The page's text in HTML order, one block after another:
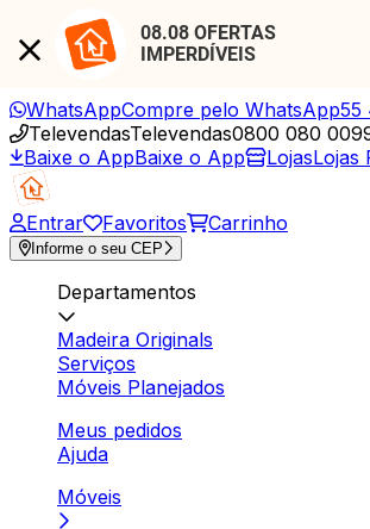
08.08 OFERTAS
IMPERDÍVEIS
WhatsAppCompre pelo WhatsApp55
TelevendasTelevendas0800 080
Baixe o AppBaixe o App LojasLojas
Entrar Favoritos Carrinho
Informe o seu CEP
Departamentos
Madeira Originals
Serviços
Móveis Planejados
Meus pedidos
Ajuda
Móveis